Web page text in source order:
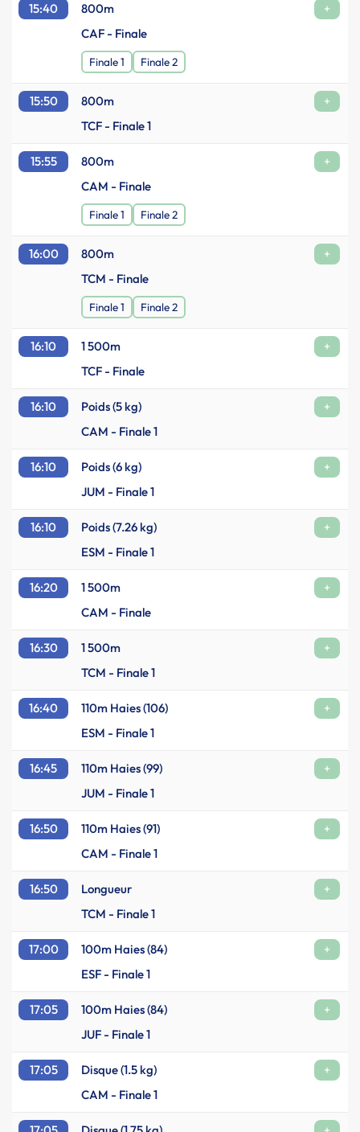
15:40 800m
+
CAF - Finale
Finale 1 Finale 2
15:50 800m
+
TCF - Finale 1
15:55 800m
+
CAM - Finale
Finale 1 Finale 2
16:00 800m
+
TCM - Finale
Finale 1 Finale 2
16:10 1 500m
+
TCF - Finale
16:10 Poids (5 kg)
+
CAM - Finale 1
16:10 Poids (6 kg)
+
JUM - Finale 1
16:10 Poids (7.26 kg)
+
ESM - Finale 1
16:20 1 500m
+
CAM - Finale
16:30 1 500m
+
TCM - Finale 1
16:40 110m Haies (106)
+
ESM - Finale 1
16:45 110m Haies (99)
+
JUM - Finale 1
16:50 110m Haies (91)
+
CAM - Finale 1
16:50 Longueur
+
TCM - Finale 1
17:00 100m Haies (84)
+
ESF - Finale 1
17:05 100m Haies (84)
+
JUF - Finale 1
17:05 Disque (1.5 kg)
+
CAM - Finale 1